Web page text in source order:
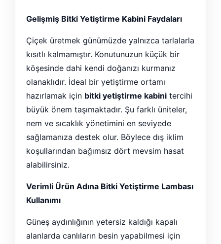
Gelişmiş Bitki Yetiştirme Kabini Faydaları
Çiçek üretmek günümüzde yalnızca tarlalarla
kısıtlı kalmamıştır. Konutunuzun küçük bir
köşesinde dahi kendi doğanızı kurmanız
olanaklıdır. İdeal bir yetiştirme ortamı
hazırlamak için bitki yetiştirme kabini tercihi
büyük önem taşımaktadır. Şu farklı üniteler,
nem ve sıcaklık yönetimini en seviyede
sağlamanıza destek olur. Böylece dış iklim
koşullarından bağımsız dört mevsim hasat
alabilirsiniz.
Verimli Ürün Adına Bitki Yetiştirme Lambası
Kullanımı
Güneş aydınlığının yetersiz kaldığı kapalı
alanlarda canlıların besin yapabilmesi için